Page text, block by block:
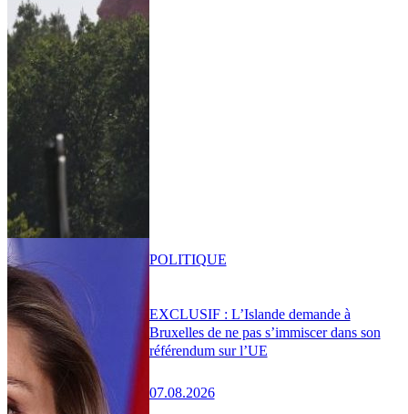
EXCLUSIF : L’Islande demande à
Bruxelles de ne pas s’immiscer dans son
référendum sur l’UE
07.08.2026
POLITIQUE